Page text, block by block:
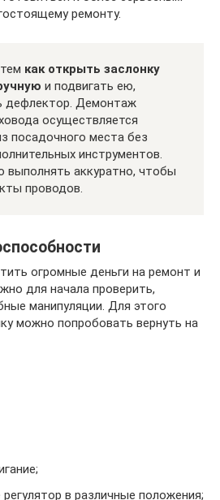
ремонту.
как открыть заслонку
и подвигать ею,
дефлектор. Демонтаж
осуществляется
посадочного места без
инструментов.
выполнять аккуратно, чтобы
проводов.
огромные деньги на ремонт и
для начала проверить,
манипуляции. Для этого
можно попробовать вернуть на
в различные положения;